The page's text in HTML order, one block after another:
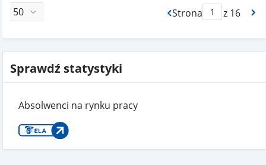
Strona
Max Stronaz 16
Sprawdź statystyki
Absolwenci na rynku pracy